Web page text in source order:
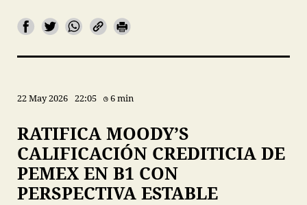
22 May 2026 22:05 6 min
RATIFICA MOODY’S
CALIFICACIÓN CREDITICIA DE
PEMEX EN B1 CON
PERSPECTIVA ESTABLE